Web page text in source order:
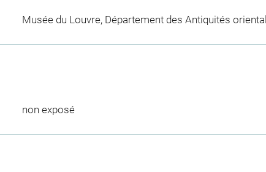
Musée du Louvre, Département des Antiquités
non exposé